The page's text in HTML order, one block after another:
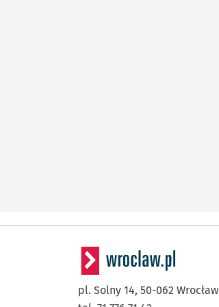
pl. Solny 14, 50-062 Wrocław